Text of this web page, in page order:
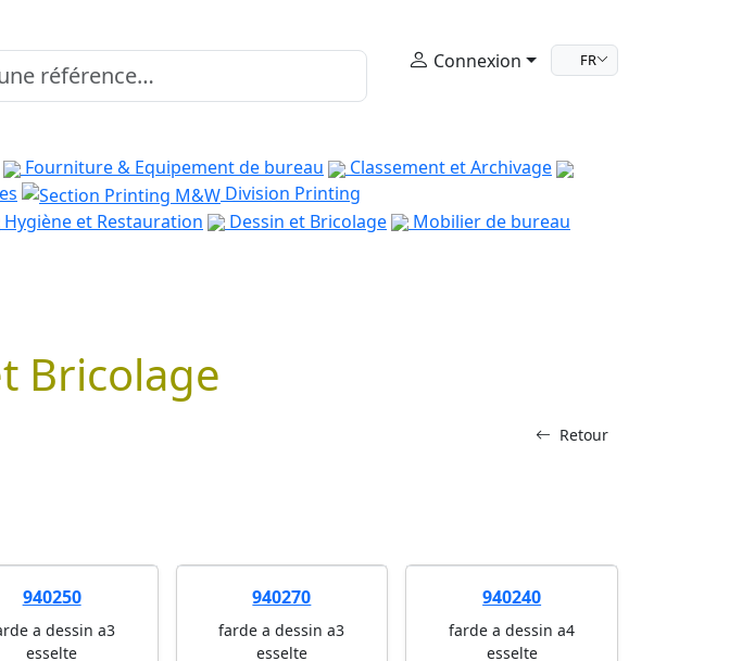
Connexion FR
Fourniture & Equipement de bureau
Classement et Archivage
Division Printing
Hygiène et Restauration Dessin et Bricolage
Mobilier de bureau
Bricolage
Retour
940250
a dessin a3
esselte
940270
farde a dessin a3
esselte
940240
farde a dessin a4
esselte